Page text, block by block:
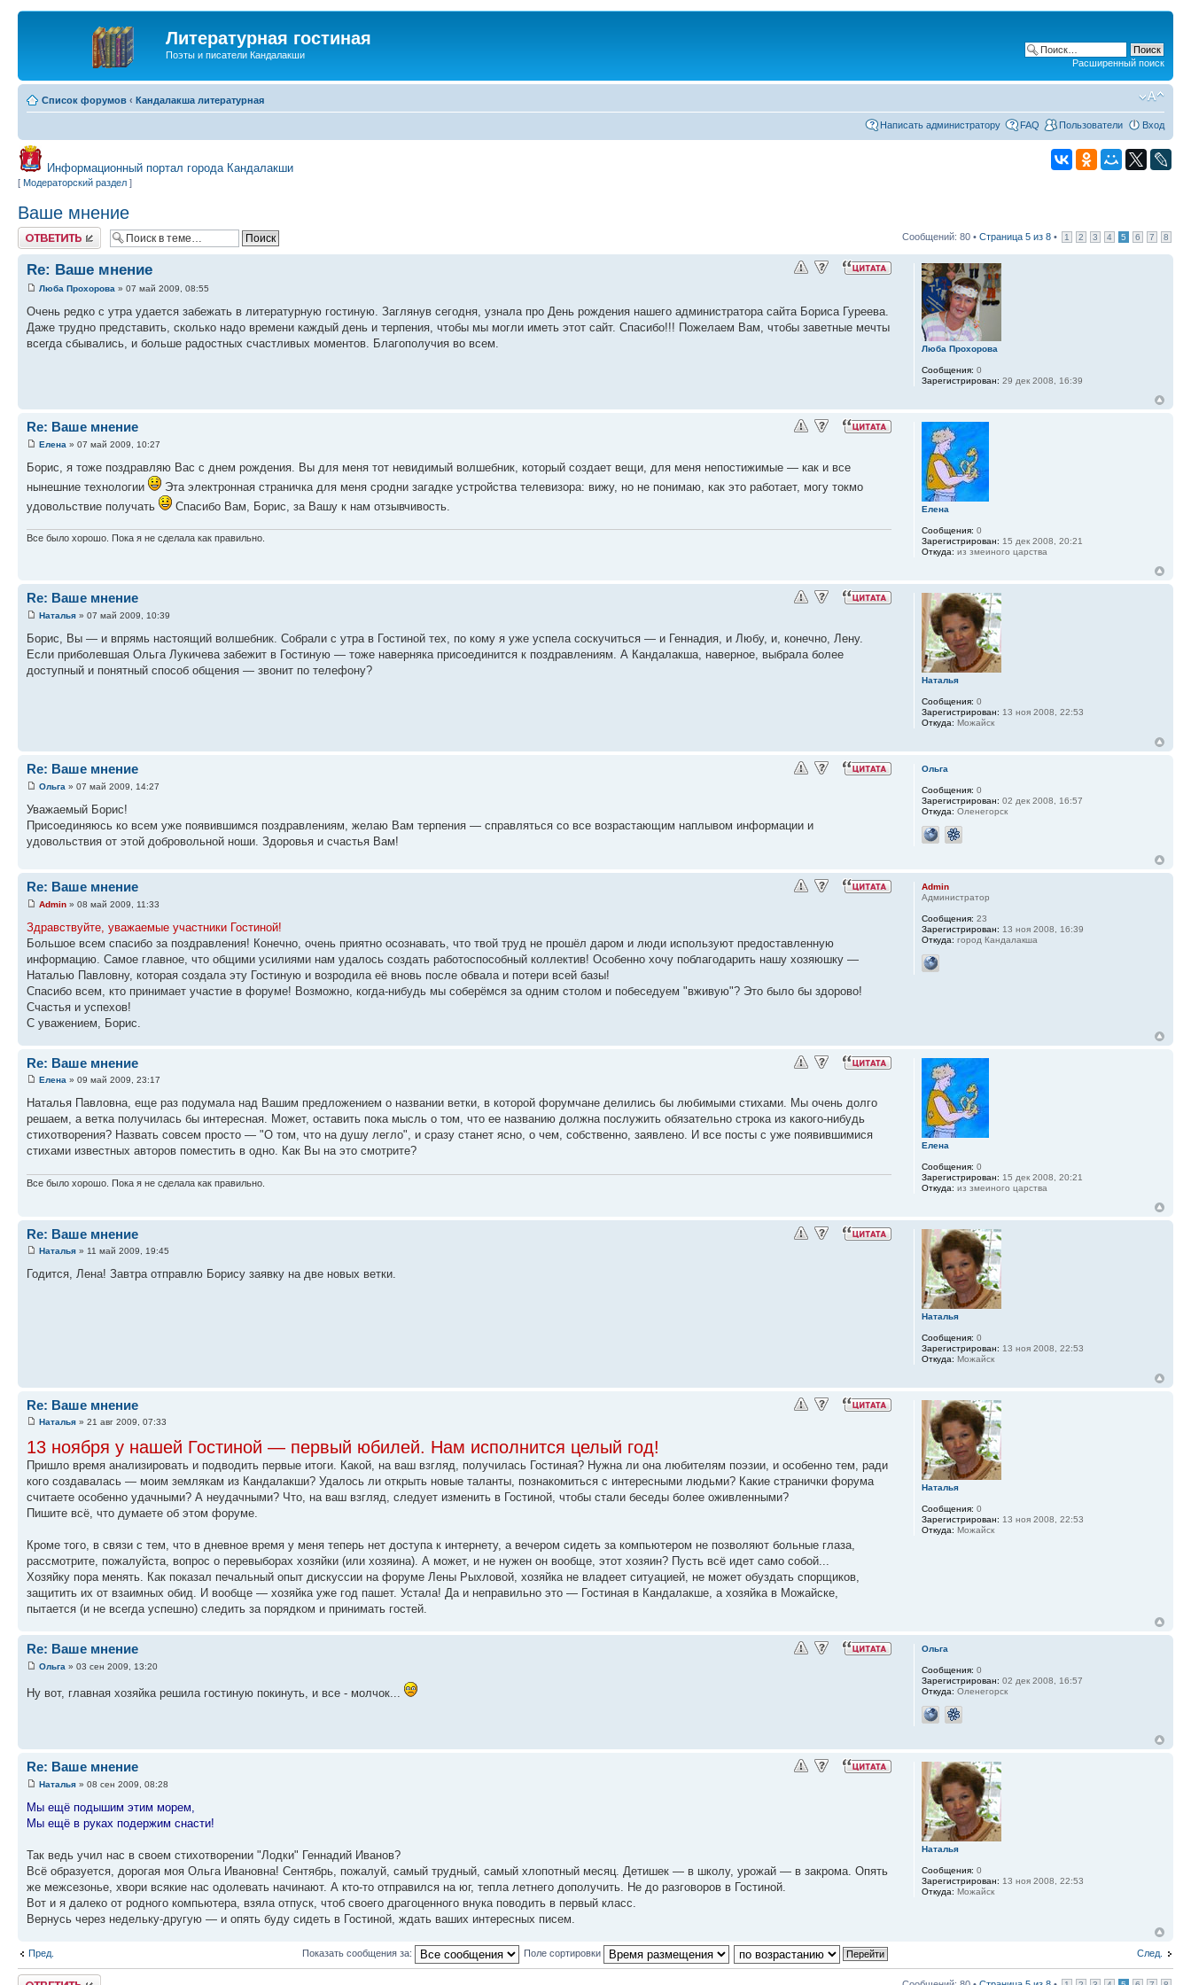
Литературная гостиная
Поэты и писатели Кандалакши
Расширенный поиск
Список форумов ‹ Кандалакша литературная
Написать администратору FAQ Пользователи Вход
Информационный портал города Кандалакши
[ Модераторский раздел ]
Ваше мнение
Ответить Сообщений: 80 • Страница 5 из 8 • 1 2 3 4 5 6 7 8
Re: Ваше мнение
Люба Прохорова » 07 май 2009, 08:55
Очень редко с утра удается забежать в литературную гостиную. Заглянув сегодня, узнала про День рождения нашего администратора сайта Бориса Гуреева.
Даже трудно представить, сколько надо времени каждый день и терпения, чтобы мы могли иметь этот сайт. Спасибо!!! Пожелаем Вам, чтобы заветные мечты
всегда сбывались, и больше радостных счастливых моментов. Благополучия во всем.
Люба Прохорова
Сообщения: 0
Зарегистрирован: 29 дек 2008, 16:39
Re: Ваше мнение
Елена » 07 май 2009, 10:27
Борис, я тоже поздравляю Вас с днем рождения. Вы для меня тот невидимый волшебник, который создает вещи, для меня непостижимые — как и все
нынешние технологии
Эта электронная страничка для меня сродни загадке устройства телевизора: вижу, но не понимаю, как это работает, могу токмо
удовольствие получать
Спасибо Вам, Борис, за Вашу к нам отзывчивость.
Все было хорошо. Пока я не сделала как правильно.
Елена
Сообщения: 0
Зарегистрирован: 15 дек 2008, 20:21
Откуда: из змеиного царства
Re: Ваше мнение
Наталья » 07 май 2009, 10:39
Борис, Вы — и впрямь настоящий волшебник. Собрали с утра в Гостиной тех, по кому я уже успела соскучиться — и Геннадия, и Любу, и, конечно, Лену.
Если приболевшая Ольга Лукичева забежит в Гостиную — тоже наверняка присоединится к поздравлениям. А Кандалакша, наверное, выбрала более
доступный и понятный способ общения — звонит по телефону?
Наталья
Сообщения: 0
Зарегистрирован: 13 ноя 2008, 22:53
Откуда: Можайск
Re: Ваше мнение
Ольга » 07 май 2009, 14:27
Уважаемый Борис!
Присоединяюсь ко всем уже появившимся поздравлениям, желаю Вам терпения — справляться со все возрастающим наплывом информации и
удовольствия от этой добровольной ноши. Здоровья и счастья Вам!
Ольга
Сообщения: 0
Зарегистрирован: 02 дек 2008, 16:57
Откуда: Оленегорск
Re: Ваше мнение
Admin » 08 май 2009, 11:33
Здравствуйте, уважаемые участники Гостиной!
Большое всем спасибо за поздравления! Конечно, очень приятно осознавать, что твой труд не прошёл даром и люди используют предоставленную
информацию. Самое главное, что общими усилиями нам удалось создать работоспособный коллектив! Особенно хочу поблагодарить нашу хозяюшку —
Наталью Павловну, которая создала эту Гостиную и возродила её вновь после обвала и потери всей базы!
Спасибо всем, кто принимает участие в форуме! Возможно, когда-нибудь мы соберёмся за одним столом и побеседуем "вживую"? Это было бы здорово!
Счастья и успехов!
С уважением, Борис.
Admin
Администратор
Сообщения: 23
Зарегистрирован: 13 ноя 2008, 16:39
Откуда: город Кандалакша
Re: Ваше мнение
Елена » 09 май 2009, 23:17
Наталья Павловна, еще раз подумала над Вашим предложением о названии ветки, в которой форумчане делились бы любимыми стихами. Мы очень долго
решаем, а ветка получилась бы интересная. Может, оставить пока мысль о том, что ее названию должна послужить обязательно строка из какого-нибудь
стихотворения? Назвать совсем просто — "О том, что на душу легло", и сразу станет ясно, о чем, собственно, заявлено. И все посты с уже появившимися
стихами известных авторов поместить в одно. Как Вы на это смотрите?
Все было хорошо. Пока я не сделала как правильно.
Елена
Сообщения: 0
Зарегистрирован: 15 дек 2008, 20:21
Откуда: из змеиного царства
Re: Ваше мнение
Наталья » 11 май 2009, 19:45
Годится, Лена! Завтра отправлю Борису заявку на две новых ветки.
Наталья
Сообщения: 0
Зарегистрирован: 13 ноя 2008, 22:53
Откуда: Можайск
Re: Ваше мнение
Наталья » 21 авг 2009, 07:33
13 ноября у нашей Гостиной — первый юбилей. Нам исполнится целый год!
Пришло время анализировать и подводить первые итоги. Какой, на ваш взгляд, получилась Гостиная? Нужна ли она любителям поэзии, и особенно тем, ради
кого создавалась — моим землякам из Кандалакши? Удалось ли открыть новые таланты, познакомиться с интересными людьми? Какие странички форума
считаете особенно удачными? А неудачными? Что, на ваш взгляд, следует изменить в Гостиной, чтобы стали беседы более оживленными?
Пишите всё, что думаете об этом форуме.
Кроме того, в связи с тем, что в дневное время у меня теперь нет доступа к интернету, а вечером сидеть за компьютером не позволяют больные глаза,
рассмотрите, пожалуйста, вопрос о перевыборах хозяйки (или хозяина). А может, и не нужен он вообще, этот хозяин? Пусть всё идет само собой...
Хозяйку пора менять. Как показал печальный опыт дискуссии на форуме Лены Рыхловой, хозяйка не владеет ситуацией, не может обуздать спорщиков,
защитить их от взаимных обид. И вообще — хозяйка уже год пашет. Устала! Да и неправильно это — Гостиная в Кандалакше, а хозяйка в Можайске,
пытается (и не всегда успешно) следить за порядком и принимать гостей.
Наталья
Сообщения: 0
Зарегистрирован: 13 ноя 2008, 22:53
Откуда: Можайск
Re: Ваше мнение
Ольга » 03 сен 2009, 13:20
Ну вот, главная хозяйка решила гостиную покинуть, и все - молчок...
Ольга
Сообщения: 0
Зарегистрирован: 02 дек 2008, 16:57
Откуда: Оленегорск
Re: Ваше мнение
Наталья » 08 сен 2009, 08:28
Мы ещё подышим этим морем,
Мы ещё в руках подержим снасти!
Так ведь учил нас в своем стихотворении "Лодки" Геннадий Иванов?
Всё образуется, дорогая моя Ольга Ивановна! Сентябрь, пожалуй, самый трудный, самый хлопотный месяц. Детишек — в школу, урожай — в закрома. Опять
же межсезонье, хвори всякие нас одолевать начинают. А кто-то отправился на юг, тепла летнего дополучить. Не до разговоров в Гостиной.
Вот и я далеко от родного компьютера, взяла отпуск, чтоб своего драгоценного внука поводить в первый класс.
Вернусь через недельку-другую — и опять буду сидеть в Гостиной, ждать ваших интересных писем.
Наталья
Сообщения: 0
Зарегистрирован: 13 ноя 2008, 22:53
Откуда: Можайск
Пред. След.
Показать сообщения за: Поле сортировки
Ответить